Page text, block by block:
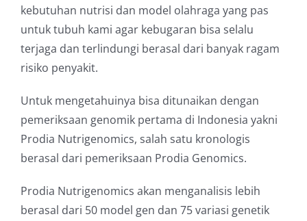
kebutuhan nutrisi dan model olahraga yang pas
untuk tubuh kami agar kebugaran bisa selalu
terjaga dan terlindungi berasal dari banyak ragam
risiko penyakit.
Untuk mengetahuinya bisa ditunaikan dengan
pemeriksaan genomik pertama di Indonesia yakni
Prodia Nutrigenomics, salah satu kronologis
berasal dari pemeriksaan Prodia Genomics.
Prodia Nutrigenomics akan menganalisis lebih
berasal dari 50 model gen dan 75 variasi genetik